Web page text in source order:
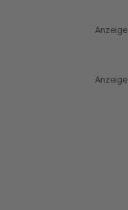
Anzeige
Anzeige